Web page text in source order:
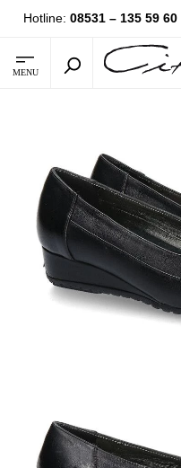
Hotline: 08531 – 135 59 60
MENU